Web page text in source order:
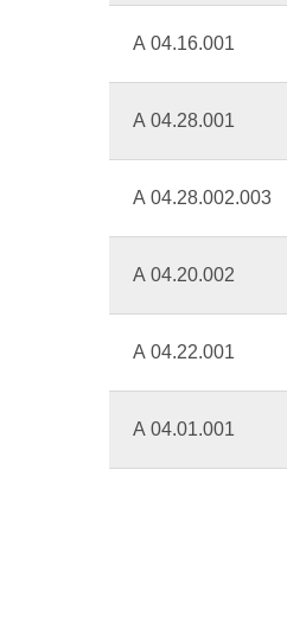
А 04.16.001
А 04.28.001
А 04.28.002.003
А 04.20.002
А 04.22.001
А 04.01.001